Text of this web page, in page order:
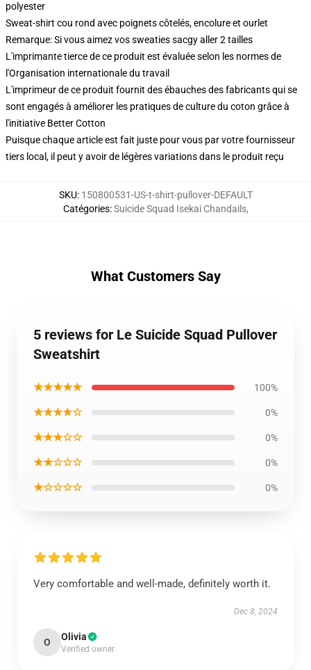
polyester
Sweat-shirt cou rond avec poignets côtelés, encolure et ourlet
Remarque: Si vous aimez vos sweaties sacgy aller 2 tailles
L'imprimante tierce de ce produit est évaluée selon les normes de
l'Organisation internationale du travail
L'imprimeur de ce produit fournit des ébauches des fabricants qui se
sont engagés à améliorer les pratiques de culture du coton grâce à
l'initiative Better Cotton
Puisque chaque article est fait juste pour vous par votre fournisseur
tiers local, il peut y avoir de légères variations dans le produit reçu
SKU: 150800531-US-t-shirt-pullover-DEFAULT
Catégories:Suicide Squad Isekai Chandails,
What Customers Say
5 reviews for Le Suicide Squad Pullover
Sweatshirt
★★★★★ 100%
★★★★☆ 0%
★★★☆☆ 0%
★★☆☆☆ 0%
★☆☆☆☆ 0%
Very comfortable and well-made, definitely worth it.
Dec 8, 2024
O Olivia
Verified owner